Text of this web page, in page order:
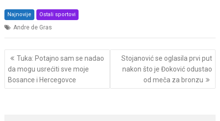
Najnovije Ostali sportovi
Andre de Gras
Post
navigation
Tuka: Potajno sam se nadao
da mogu usrećiti sve moje
Bosance i Hercegovce
Stojanović se oglasila prvi put
nakon što je Đoković odustao
od meča za bronzu